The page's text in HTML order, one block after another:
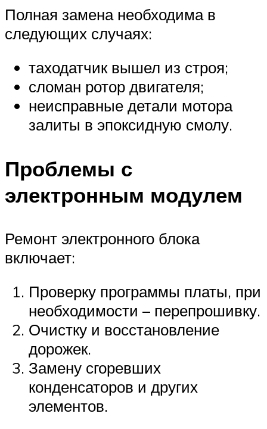
Полная замена необходима в
следующих случаях:
таходатчик вышел из строя;
сломан ротор двигателя;
неисправные детали мотора
залиты в эпоксидную смолу.
Проблемы с
электронным модулем
Ремонт электронного блока
включает:
Проверку программы платы, при
необходимости – перепрошивку.
Очистку и восстановление
дорожек.
Замену сгоревших
конденсаторов и других
элементов.